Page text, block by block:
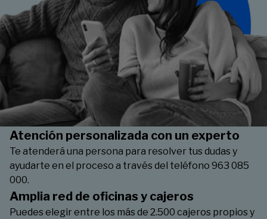
Atención personalizada con un experto
Te atenderá una persona para resolver tus dudas y
ayudarte en el proceso a través del teléfono 963 085
000.
Amplia red de oficinas y cajeros
Puedes elegir entre los más de 2.500 cajeros propios y